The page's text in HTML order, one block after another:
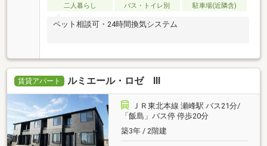
二人暮らし
バス・トイレ別 駐車場(近隣含)
ペット相談可・24時間換気システム
賃貸アパート ルミエール・ロゼ Ⅲ
ＪＲ東北本線 瀬峰駅 バス21分/
「飯島」バス停 停歩20分
築3年 / 2階建